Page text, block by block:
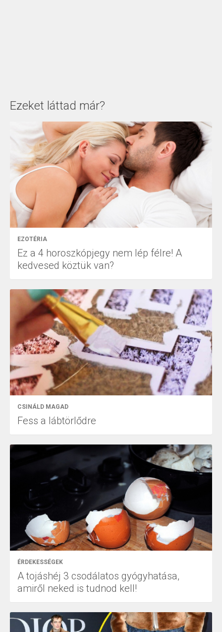
Ezeket láttad már?
EZOTÉRIA
Ez a 4 horoszkópjegy nem lép félre! A
kedvesed köztük van?
CSINÁLD MAGAD
Fess a lábtörlődre
ÉRDEKESSÉGEK
A tojáshéj 3 csodálatos gyógyhatása,
amiről neked is tudnod kell!